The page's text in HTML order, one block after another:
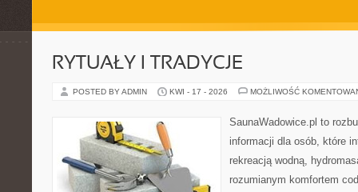
RYTUAŁY I TRADYCJE
POSTED BY ADMIN KWI - 17 - 2026 MOŻLIWOŚĆ
SaunaWadowice.pl to
informacji dla osób, które
rekreacją wodną,
rozumianym komfortem